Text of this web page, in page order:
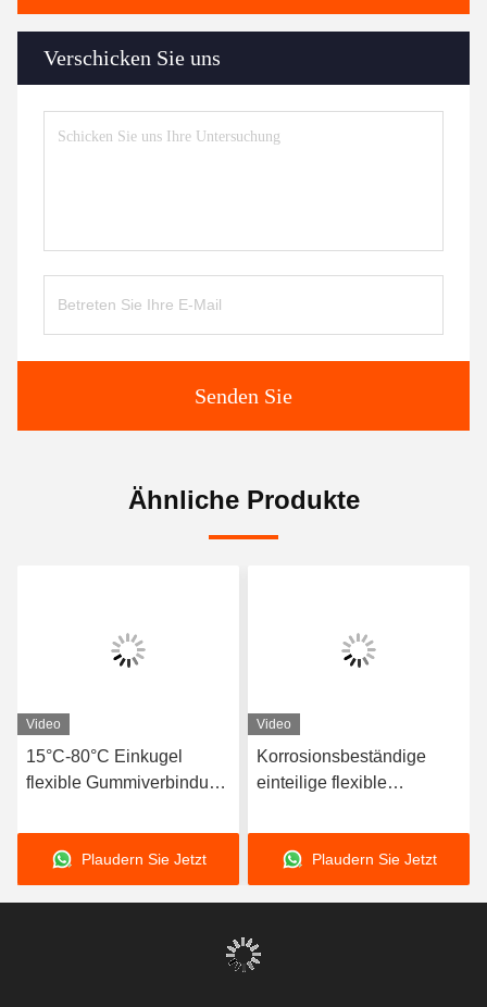
Verschicken Sie uns
Senden Sie
Ähnliche Produkte
Video
15°C-80°C Einkugel
flexible Gummiverbindung
bietet lange Lebensdauer
und höhere Haltbarkeit
Plaudern Sie Jetzt
Video
Korrosionsbeständige
einteilige flexible
Flexibles Element
Geeignet für dynamische
Rohrsysteme, die eine
Plaudern Sie Jetzt